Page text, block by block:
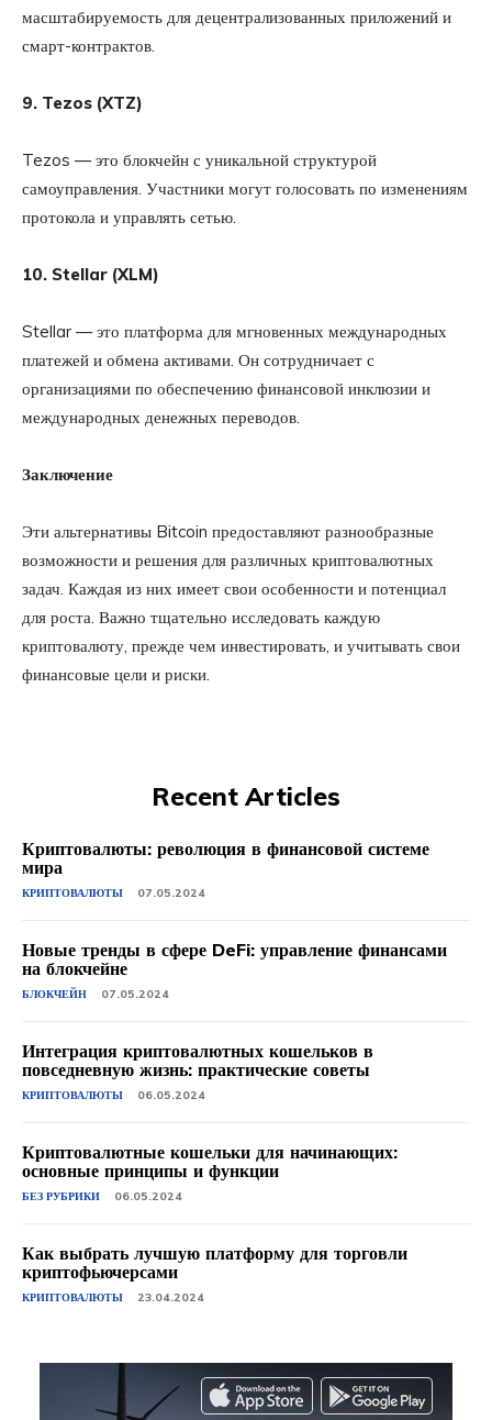
масштабируемость для децентрализованных приложений и
смарт-контрактов.
9. Tezos (XTZ)
Tezos — это блокчейн с уникальной структурой
самоуправления. Участники могут голосовать по изменениям
протокола и управлять сетью.
10. Stellar (XLM)
Stellar — это платформа для мгновенных международных
платежей и обмена активами. Он сотрудничает с
организациями по обеспечению финансовой инклюзии и
международных денежных переводов.
Заключение
Эти альтернативы Bitcoin предоставляют разнообразные
возможности и решения для различных криптовалютных
задач. Каждая из них имеет свои особенности и потенциал
для роста. Важно тщательно исследовать каждую
криптовалюту, прежде чем инвестировать, и учитывать свои
финансовые цели и риски.
Recent Articles
Криптовалюты: революция в финансовой системе
мира
КРИПТОВАЛЮТЫ 07.05.2024
Новые тренды в сфере DeFi: управление финансами
на блокчейне
БЛОКЧЕЙН 07.05.2024
Интеграция криптовалютных кошельков в
повседневную жизнь: практические советы
КРИПТОВАЛЮТЫ 06.05.2024
Криптовалютные кошельки для начинающих:
основные принципы и функции
БЕЗ РУБРИКИ 06.05.2024
Как выбрать лучшую платформу для торговли
криптофьючерсами
КРИПТОВАЛЮТЫ 23.04.2024